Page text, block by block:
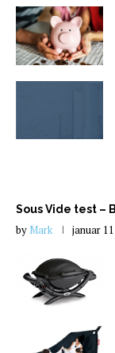
Sous Vide test –
by Mark januar